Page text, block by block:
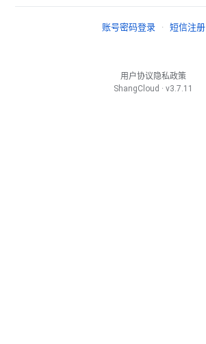
账号密码登录 · 短信注册
用户协议 隐私政策
ShangCloud · v3.7.11